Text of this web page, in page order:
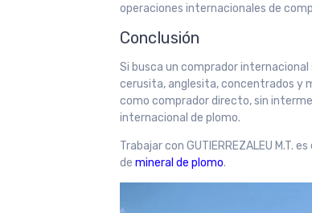
operaciones internacionales de
Conclusión
Si busca un comprador
cerusita, anglesita, concentrados y
como comprador directo, sin
internacional de plomo.
Trabajar con GUTIERREZALEU
demineral de plomo.